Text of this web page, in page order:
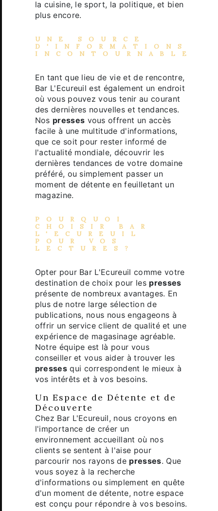
la cuisine, le sport, la politique, et bien
plus encore.
UNE SOURCE
D'INFORMATIONS
INCONTOURNABLE
En tant que lieu de vie et de rencontre,
Bar L'Ecureuil est également un endroit
où vous pouvez vous tenir au courant
des dernières nouvelles et tendances.
Nos presses vous offrent un accès
facile à une multitude d'informations,
que ce soit pour rester informé de
l'actualité mondiale, découvrir les
dernières tendances de votre domaine
préféré, ou simplement passer un
moment de détente en feuilletant un
magazine.
POURQUOI
CHOISIR BAR
L'ECUREUIL
POUR VOS
LECTURES?
Opter pour Bar L'Ecureuil comme votre
destination de choix pour les presses
présente de nombreux avantages. En
plus de notre large sélection de
publications, nous nous engageons à
offrir un service client de qualité et une
expérience de magasinage agréable.
Notre équipe est là pour vous
conseiller et vous aider à trouver les
pressesqui correspondent le mieux à
vos intérêts et à vos besoins.
Un Espace de Détente et de
Découverte
Chez Bar L'Ecureuil, nous croyons en
l'importance de créer un
environnement accueillant où nos
clients se sentent à l'aise pour
parcourir nos rayons de presses. Que
vous soyez à la recherche
d'informations ou simplement en quête
d'un moment de détente, notre espace
est conçu pour répondre à vos besoins.